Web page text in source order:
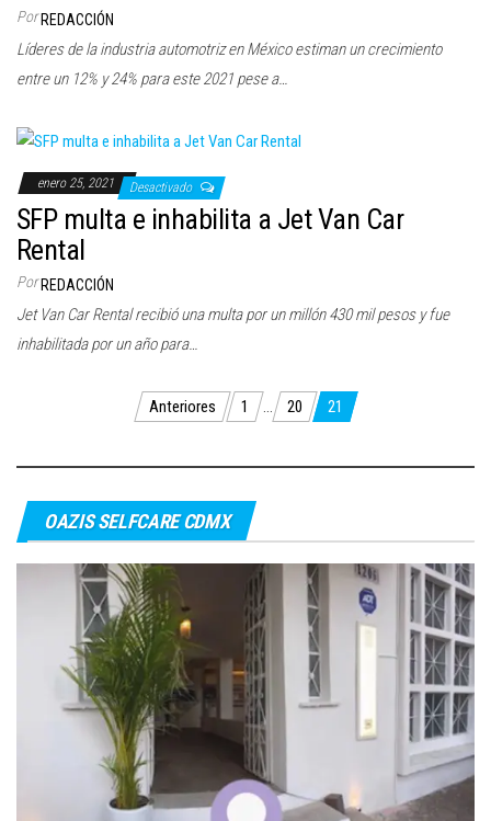
Por REDACCIÓN
Líderes de la industria automotriz en México estiman un crecimiento
entre un 12% y 24% para este 2021 pese a…
enero 25, 2021 Desactivado
SFP multa e inhabilita a Jet Van Car
Rental
Por REDACCIÓN
Jet Van Car Rental recibió una multa por un millón 430 mil pesos y fue
inhabilitada por un año para…
PaginaciónAnteriores 1 … 20 21
OAZIS SELFCARE CDMX